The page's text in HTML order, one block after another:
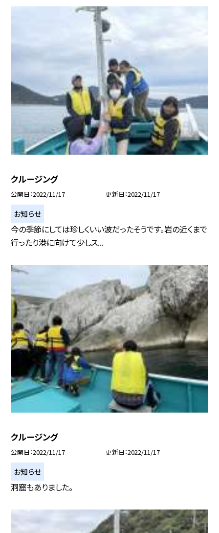
クルージング
公開日 2022/11/17 更新日 2022/11/17
お知らせ
今の季節にしては珍しくいい波だったそうです。岩の近くまで
行ったり港に向けて少しス...
クルージング
公開日 2022/11/17 更新日 2022/11/17
お知らせ
洞窟もありました。